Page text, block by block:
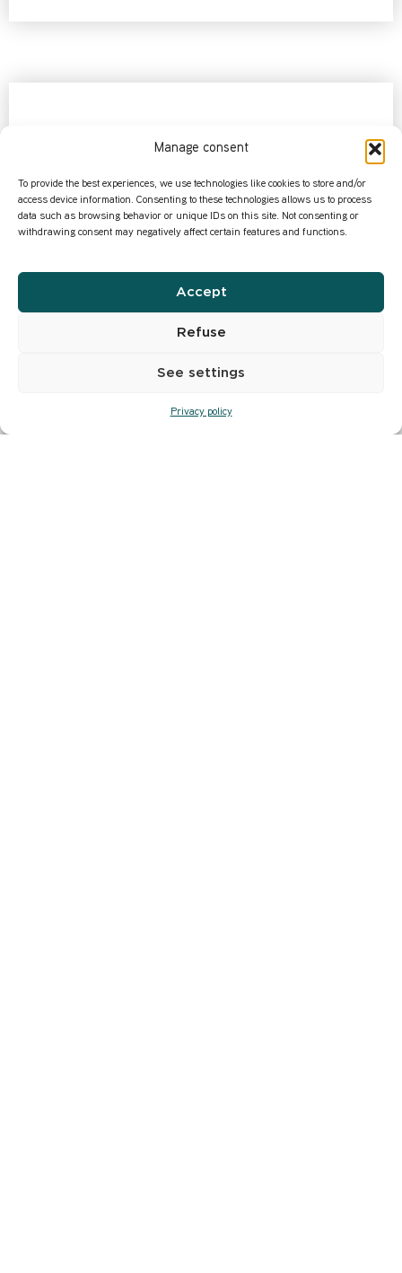
Manage consent
To provide the best experiences, we use technologies like cookies to store and/or
access device information. Consenting to these technologies allows us to process
data such as browsing behavior or unique IDs on this site. Not consenting or
withdrawing consent may negatively affect certain features and functions.
Accept
Refuse
See settings
Privacy policy
Paris se dévoile là encore sous une